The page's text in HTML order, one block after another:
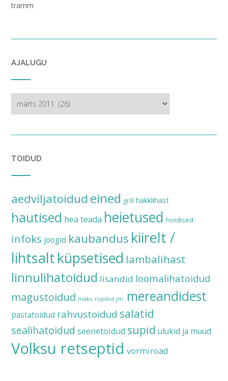
tramm
AJALUGU
TOIDUD
aedviljatoidud eined grill hakklihast
hautised hea teada heietused hoidised
infoks joogid kaubandus kiirelt /
lihtsaltküpsetised lambalihast
linnulihatoidud lisandid loomalihatoidud
magustoidud maks, rupskid jm. mereandidest
pastatoidud rahvustoidud salatid
sealihatoidud seenetoidud supid ulukid ja muud
Volksu retseptid vormiroad